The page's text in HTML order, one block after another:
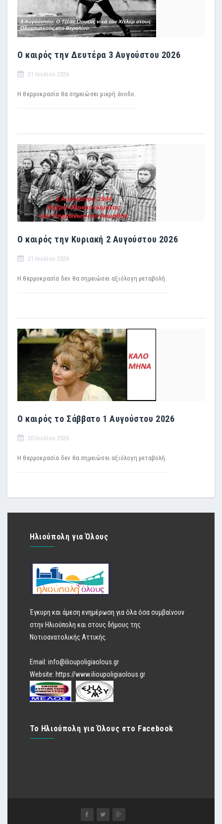
Ο καιρός την Δευτέρα 3 Αυγούστου 2026
21 Ιουλίου 2026
Η θερμοκρασία θα σημειώσει μικρή άνοδο.
Ο καιρός την Κυριακή 2 Αυγούστου 2026
21 Ιουλίου 2026
Η θερμοκρασία δεν θα σημειώσει αξιόλογη μεταβολή.
Ο καιρός το Σάββατο 1 Αυγούστου 2026
20 Ιουλίου 2026
Η θερμοκρασία δεν θα σημειώσει αξιόλογη μεταβολή.
Ηλιούπολη για Όλους
Έγκυρη και άμεση ενημέρωση για όλα όσα συμβαίνουν
στην Ηλιούπολη και στους δήμους της
Νοτιοανατολικής Αττικής.
Email: info@ilioupoligiaolous.gr
Website: https://www.ilioupoligiaolous.gr
Το Ηλιούπολη για Όλους στο Facebook